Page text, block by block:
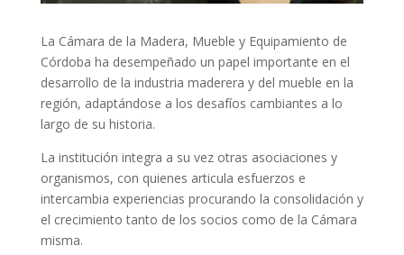
La Cámara de la Madera, Mueble y Equipamiento de
Córdoba ha desempeñado un papel importante en el
desarrollo de la industria maderera y del mueble en la
región, adaptándose a los desafíos cambiantes a lo
largo de su historia.
La institución integra a su vez otras asociaciones y
organismos, con quienes articula esfuerzos e
intercambia experiencias procurando la consolidación y
el crecimiento tanto de los socios como de la Cámara
misma.